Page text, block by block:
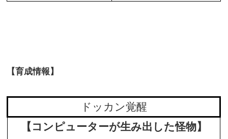
【育成情報】
ドッカン覚醒
【コンピューターが生み出した怪物】